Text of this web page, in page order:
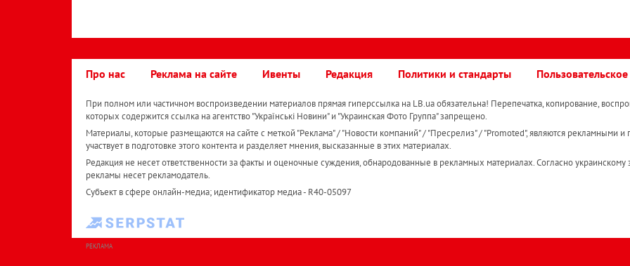
Про нас Реклама на сайте Ивенты Редакция Политики и стандарты
При полном или частичном воспроизведении материалов прямая гиперссылка на LB.ua обязательна! Перепечатка, копирование,
которых содержится ссылка на агентство "Українськi Новини" и "Украинская Фото Группа" запрещено.
Материалы, которые размещаются на сайте с меткой "Реклама" / "Новости компаний" / "Пресрелиз" / "Promoted", являются рекламными и
участвует в подготовке этого контента и разделяет мнения, высказанные в этих материалах.
Редакция не несет ответственности за факты и оценочные суждения, обнародованные в рекламных материалах. Согласно украинскому
рекламы несет рекламодатель.
Субъект в сфере онлайн-медиа; идентификатор медиа - R40-05097
РЕКЛАМА